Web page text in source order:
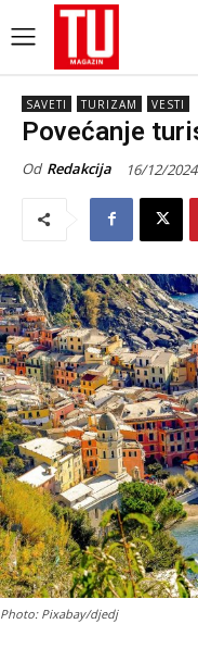
SAVETI TURIZAM VESTI
Povećanje
Od Redakcija 16/12/2024
Photo: Pixabay/djedj